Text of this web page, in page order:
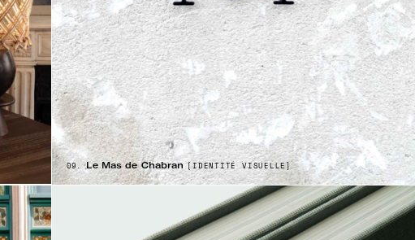
09. Le Mas de Chabran [IDENTITÉ VISUELLE]